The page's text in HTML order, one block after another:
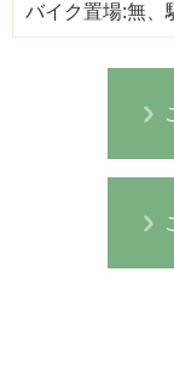
バイク置場:無、